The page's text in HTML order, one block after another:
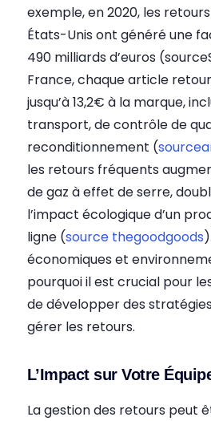
exemple, en 2020, les
États-Unis ont généré une
490 milliards d’euros
France, chaque article
jusqu’à 13,2€ à la marque,
transport, de contrôle de
reconditionnement (
les retours fréquents
de gaz à effet de serre,
l’impact écologique d’un
ligne (source thegoodgoods
économiques et
pourquoi il est crucial pour
de développer des
gérer les retours.
L’Impact sur Votre
La gestion des retours peut